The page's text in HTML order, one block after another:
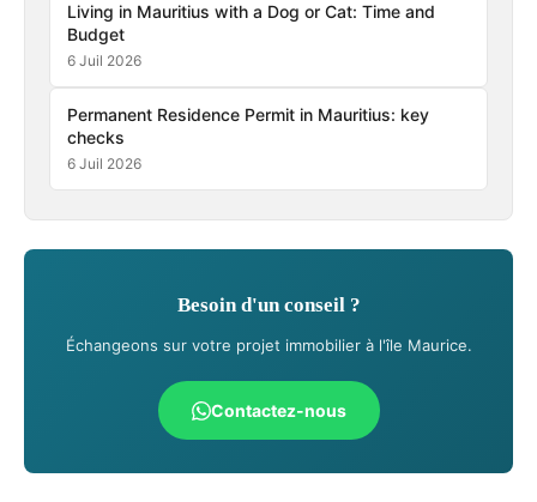
Living in Mauritius with a Dog or Cat: Time and
Budget
6 Juil 2026
Permanent Residence Permit in Mauritius: key
checks
6 Juil 2026
Besoin d'un conseil ?
Échangeons sur votre projet immobilier à l'île Maurice.
Contactez-nous